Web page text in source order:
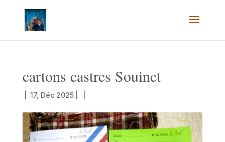
cartons castres Souinet
17, Déc 2025